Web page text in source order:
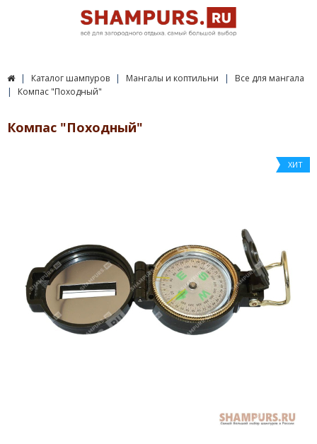
Каталог шампуров Мангалы и коптильни
Все для мангала
Компас "Походный"
Компас "Походный"
ХИТ